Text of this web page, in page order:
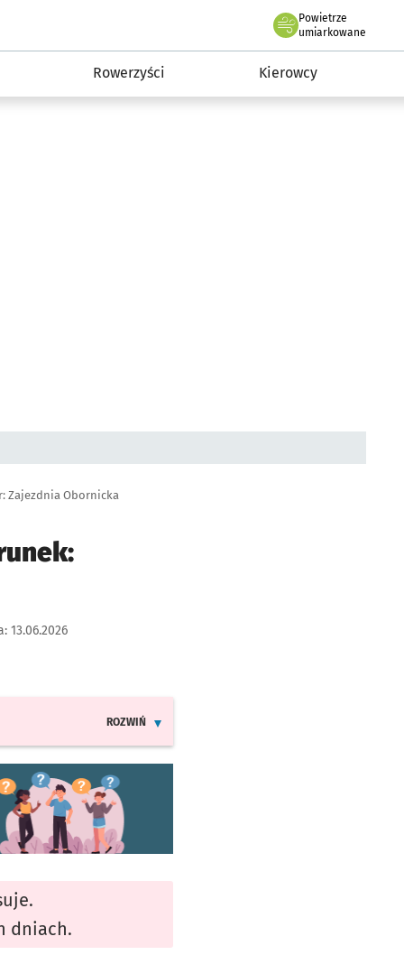
Powietrze
we Wrocławiu
umiarkowane
Rowerzyści Kierowcy
Zajezdnia Obornicka
13.06.2026
ROZWIŃ
się w nowej karcie
dniach.